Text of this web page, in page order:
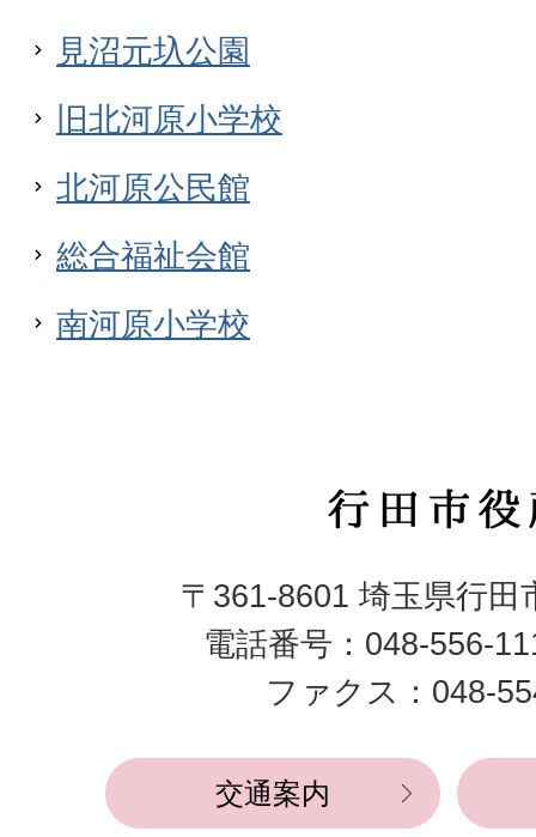
見沼元圦公園
旧北河原小学校
北河原公民館
総合福祉会館
南河原小学校
行
市
役
所
〒361-8601 埼玉県行田
電話番号：048-556-
ファクス：048-
交通案内